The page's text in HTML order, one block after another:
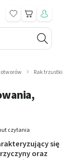
Koszyk
Rak trzustki
czytania
się
oraz